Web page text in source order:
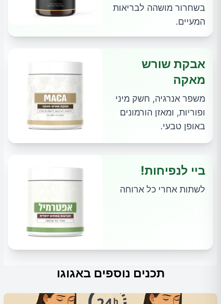
בשחרור מושהה לבריאות
המעיים.
אבקת שורש
מאקה
משפר אנרגיה, חשק מיני
ופוריות, ומאזן הורמונים
באופן טבעי.
ביי לנפיחות!
לשתות אחרי כל ארוחה
תכנים נוספים באגוגו